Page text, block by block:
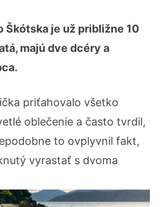
Škótska je už približne 10
majú dve dcéry a
priťahovalo všetko
oblečenie a často tvrdil,
to ovplyvnil fakt,
vyrastať s dvoma